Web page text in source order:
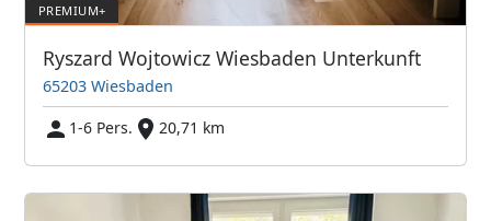
Ryszard Wojtowicz Wiesbaden Unterkunft
65203 Wiesbaden
1-6 Pers.
20,71 km